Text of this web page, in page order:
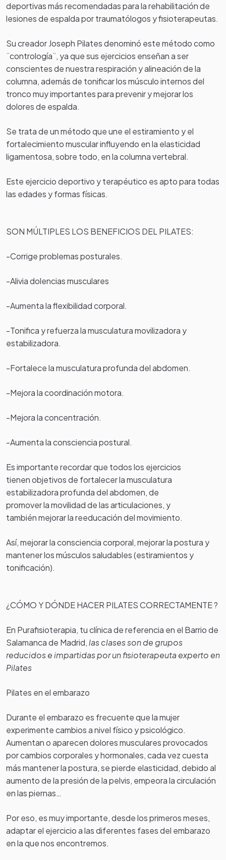
deportivas más recomendadas para la rehabilitación de
lesiones de espalda por traumatólogos y fisioterapeutas.
Su creador Joseph Pilates denominó este método como
¨contrología¨, ya que sus ejercicios enseñan a ser
conscientes de nuestra respiración y alineación de la
columna, además de tonificar los músculo internos del
tronco muy importantes para prevenir y mejorar los
dolores de espalda.
Se trata de un método que une el estiramiento y el
fortalecimiento muscular influyendo en la elasticidad
ligamentosa, sobre todo, en la columna vertebral.
Este ejercicio deportivo y terapéutico es apto para todas
las edades y formas físicas.
SON MÚLTIPLES LOS BENEFICIOS DEL PILATES:
-Corrige problemas posturales.
-Alivia dolencias musculares
-Aumenta la flexibilidad corporal.
-Tonifica y refuerza la musculatura movilizadora y
estabilizadora.
-Fortalece la musculatura profunda del abdomen.
-Mejora la coordinación motora.
-Mejora la concentración.
-Aumenta la consciencia postural.
Es importante recordar que todos los ejercicios
tienen objetivos de fortalecer la musculatura
estabilizadora profunda del abdomen, de
promover la movilidad de las articulaciones, y
también mejorar la reeducación del movimiento.
Así, mejorar la consciencia corporal, mejorar la postura y
mantener los músculos saludables (estiramientos y
tonificación).
¿CÓMO Y DÓNDE HACER PILATES CORRECTAMENTE ?
En Purafisioterapia, tu clínica de referencia en el Barrio de
Salamanca de Madrid,las clases son de grupos
reducidos e impartidas por un fisioterapeuta experto en
Pilates
Pilates en el embarazo
Durante el embarazo es frecuente que la mujer
experimente cambios a nivel físico y psicológico.
Aumentan o aparecen dolores musculares provocados
por cambios corporales y hormonales, cada vez cuesta
más mantener la postura, se pierde elasticidad, debido al
aumento de la presión de la pelvis, empeora la circulación
en las piernas…
Por eso, es muy importante, desde los primeros meses,
adaptar el ejercicio a las diferentes fases del embarazo
en la que nos encontremos.